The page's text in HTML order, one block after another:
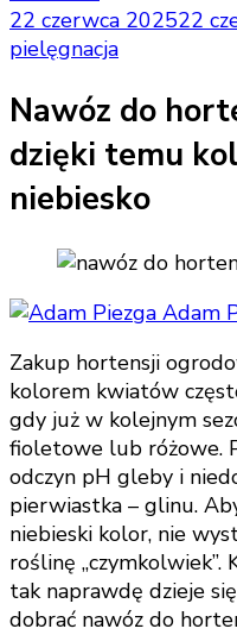
22 czerwca 202522
pielęgnacja
Nawóz do
dzięki temu
niebiesko
Adam
Zakup hortensji
kolorem kwiatów
gdy już w kolejnym
fioletowe lub różowe.
odczyn pH gleby i
pierwiastka – glinu.
niebieski kolor, nie
roślinę „czymkolwiek”.
tak naprawdę dzieje
dobrać nawóz do